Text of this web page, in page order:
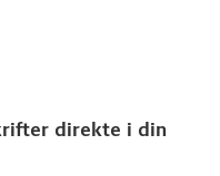
direkte i din